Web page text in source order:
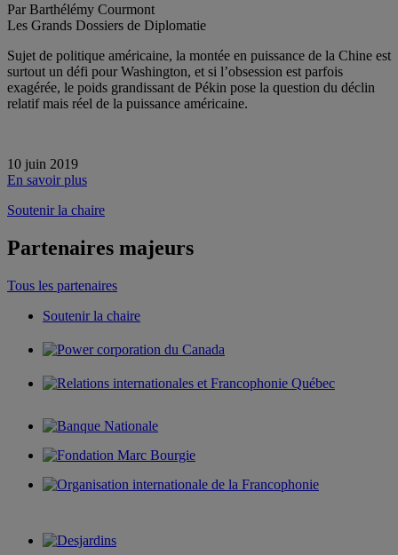
Par Barthélémy Courmont
Les Grands Dossiers de Diplomatie
Sujet de politique américaine, la montée en puissance de la Chine est
surtout un défi pour Washington, et si l’obsession est parfois
exagérée, le poids grandissant de Pékin pose la question du déclin
relatif mais réel de la puissance américaine.
10 juin 2019
En savoir plus
Soutenir la chaire
Partenaires majeurs
Tous les partenaires
Soutenir la chaire